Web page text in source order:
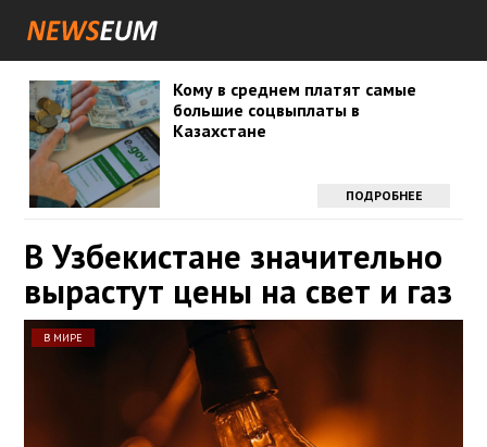
Кому в среднем платят самые
большие соцвыплаты в
Казахстане
ПОДРОБНЕЕ
В Узбекистане значительно
вырастут цены на свет и газ
В МИРЕ